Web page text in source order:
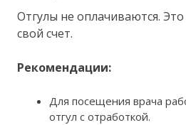
Отгулы не оплачиваются. Это
свой счет.
Рекомендации:
Для посещения врача
отгул с отработкой.